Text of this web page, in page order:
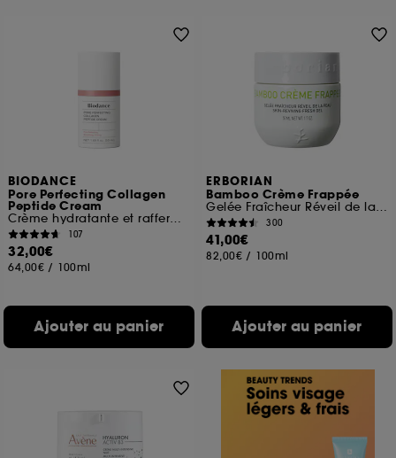
BIODANCE
Pore Perfecting Collagen
Peptide Cream
Crème hydratante et raffermissante
107
32,00€
64,00€ / 100ml
Ajouter au panier
ERBORIAN
Bamboo Crème Frappée
Gelée Fraîcheur Réveil de la Peau
300
41,00€
82,00€ / 100ml
Ajouter au panier